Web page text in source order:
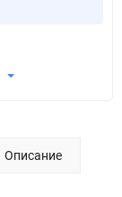
Описание